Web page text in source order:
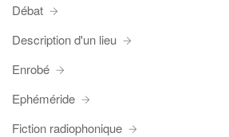
Débat
Description d'un lieu
Enrobé
Ephéméride
Fiction radiophonique